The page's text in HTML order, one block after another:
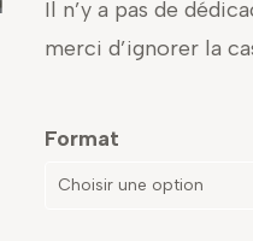
Il n’y a pas de
merci d’ignorer la
Format
Choisir une option